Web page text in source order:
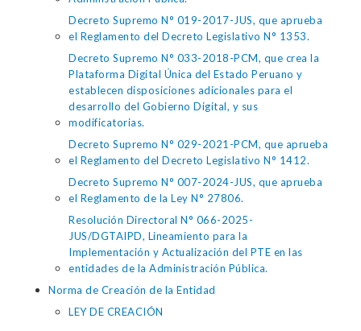
Decreto Supremo N° 019-2017-JUS, que aprueba
el Reglamento del Decreto Legislativo N° 1353.
Decreto Supremo N° 033-2018-PCM, que crea la
Plataforma Digital Única del Estado Peruano y
establecen disposiciones adicionales para el
desarrollo del Gobierno Digital, y sus
modificatorias.
Decreto Supremo N° 029-2021-PCM, que aprueba
el Reglamento del Decreto Legislativo N° 1412.
Decreto Supremo N° 007-2024-JUS, que aprueba
el Reglamento de la Ley N° 27806.
Resolución Directoral N° 066-2025-
JUS/DGTAIPD, Lineamiento para la
Implementación y Actualización del PTE en las
entidades de la Administración Pública.
Norma de Creación de la Entidad
LEY DE CREACIÓN